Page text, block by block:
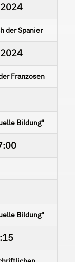
der Spanier
Franzosen
Bildung"
Bildung"